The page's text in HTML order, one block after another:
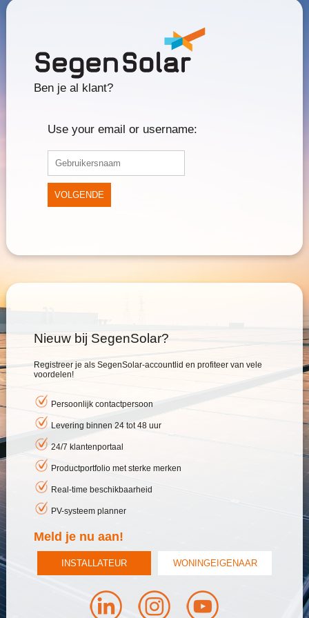
Ben je al klant?
Use your email or username:
VOLGENDE
Nieuw bij SegenSolar?
Registreer je als SegenSolar-accountlid en profiteer van vele
voordelen!
Persoonlijk contactpersoon
Levering binnen 24 tot 48 uur
24/7 klantenportaal
Productportfolio met sterke merken
Real-time beschikbaarheid
PV-systeem planner
Meld je nu aan!
INSTALLATEUR WONINGEIGENAAR